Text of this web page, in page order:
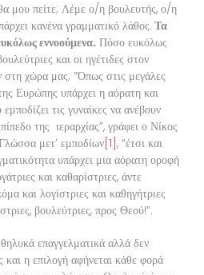
μου πείτε; Λέμε ο/η βουλευτής, ο/η
κανένα γραμματικό λάθος. Τα
εννοούμενα. Πόσο ευκόλως
και οι ηγέτιδες στον
χώρα μας; “Όπως στις μεγάλες
Ευρώπης υπάρχει η αόρατη και
τις γυναίκες να ανέβουν
της ιεραρχίας”, γράφει ο Νίκος
μετ’ εμποδίων [1] , “έτσι και
υπάρχει μια αόρατη οροφή
και καθαρίστριες, άντε
και λογίστριες και καθηγήτριες
βουλεύτριες, προς Θεού!”.
επαγγελματικά αλλά δεν
και η επιλογή αφήνεται κάθε φορά